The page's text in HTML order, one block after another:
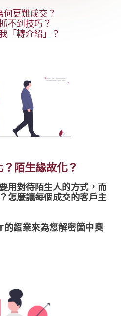
更難成交？
到技巧？
轉介紹」？
陌生緣故化？
用對待陌生人的方式，而
怎麼讓每個成交的客戶主
的超業來為您解密箇中奧